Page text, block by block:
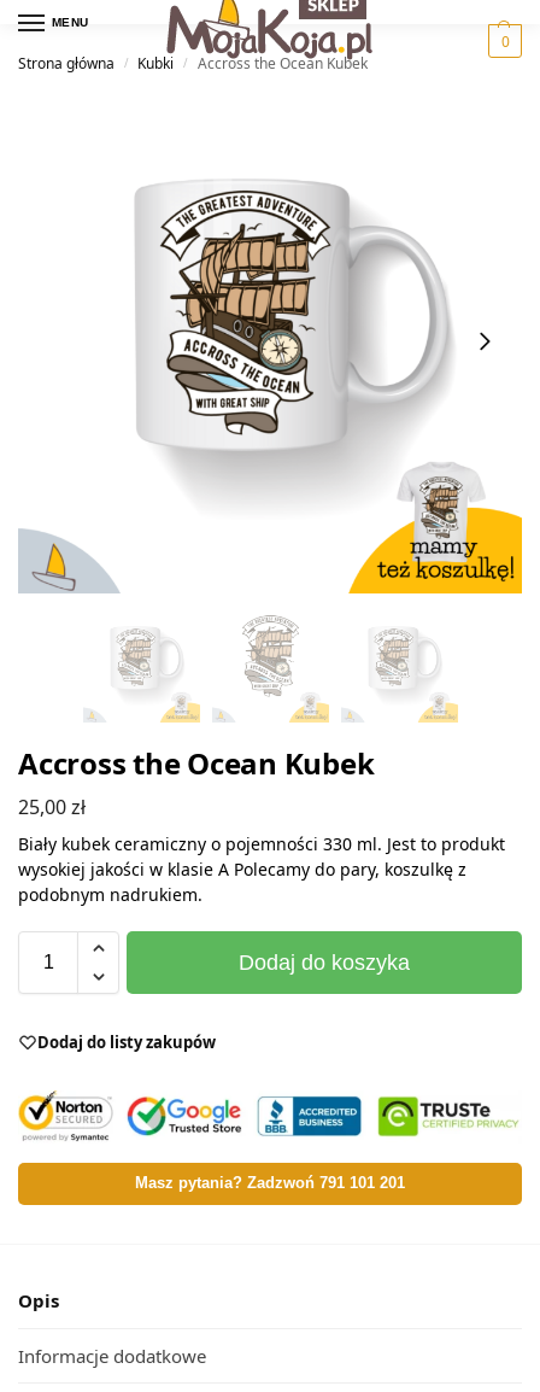
MENU
0
Strona główna
/ Kubki / Accross the Ocean Kubek
Accross the Ocean Kubek
25,00zł
Biały kubek ceramiczny o pojemności 330 ml. Jest to produkt
wysokiej jakości w klasie A Polecamy do pary, koszulkę z
podobnym nadrukiem.
Dodaj do koszyka
Dodaj do listy zakupów
Masz pytania? Zadzwoń 791 101 201
Opis
Informacje dodatkowe